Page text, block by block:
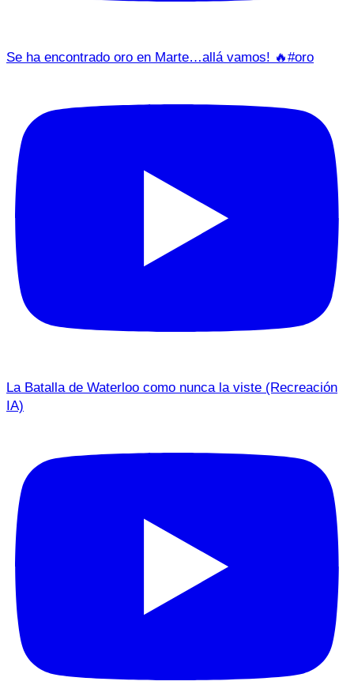
Se ha encontrado oro en Marte…allá vamos! 🔥#oro
La Batalla de Waterloo como nunca la viste (Recreación
IA)